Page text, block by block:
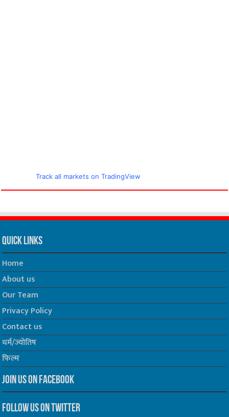
Track all markets on TradingView
Quick Links
Home
About us
Our Team
Privacy Policy
Contact us
धर्म/ज्योतिष
फिल्म
Join us on Facebook
Follow us on Twitter